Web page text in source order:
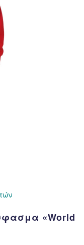
«World